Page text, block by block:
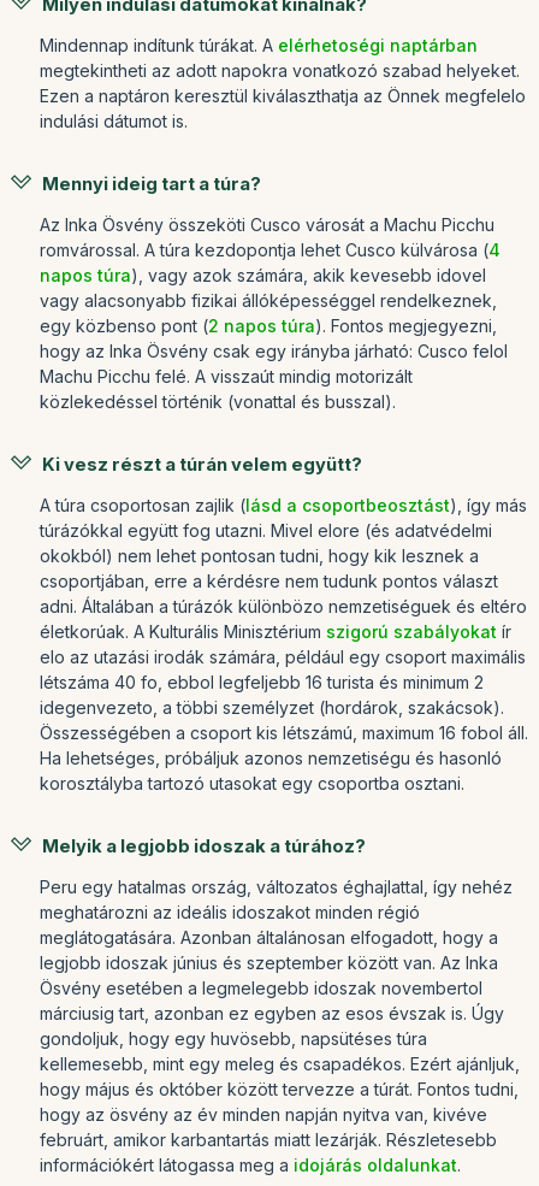
Milyen indulási dátumokat kínálnak?
Mindennap indítunk túrákat. A elérhetoségi naptárban
megtekintheti az adott napokra vonatkozó szabad helyeket.
Ezen a naptáron keresztül kiválaszthatja az Önnek megfelelo
indulási dátumot is.
Mennyi ideig tart a túra?
Az Inka Ösvény összeköti Cusco városát a Machu Picchu
romvárossal. A túra kezdopontja lehet Cusco külvárosa (4
napos túra), vagy azok számára, akik kevesebb idovel
vagy alacsonyabb fizikai állóképességgel rendelkeznek,
egy közbenso pont (2 napos túra). Fontos megjegyezni,
hogy az Inka Ösvény csak egy irányba járható: Cusco felol
Machu Picchu felé. A visszaút mindig motorizált
közlekedéssel történik (vonattal és busszal).
Ki vesz részt a túrán velem együtt?
A túra csoportosan zajlik (lásd a csoportbeosztást), így más
túrázókkal együtt fog utazni. Mivel elore (és adatvédelmi
okokból) nem lehet pontosan tudni, hogy kik lesznek a
csoportjában, erre a kérdésre nem tudunk pontos választ
adni. Általában a túrázók különbözo nemzetiséguek és eltéro
életkorúak. A Kulturális Minisztérium szigorú szabályokat ír
elo az utazási irodák számára, például egy csoport maximális
létszáma 40 fo, ebbol legfeljebb 16 turista és minimum 2
idegenvezeto, a többi személyzet (hordárok, szakácsok).
Összességében a csoport kis létszámú, maximum 16 fobol áll.
Ha lehetséges, próbáljuk azonos nemzetiségu és hasonló
korosztályba tartozó utasokat egy csoportba osztani.
Melyik a legjobb idoszak a túrához?
Peru egy hatalmas ország, változatos éghajlattal, így nehéz
meghatározni az ideális idoszakot minden régió
meglátogatására. Azonban általánosan elfogadott, hogy a
legjobb idoszak június és szeptember között van. Az Inka
Ösvény esetében a legmelegebb idoszak novembertol
márciusig tart, azonban ez egyben az esos évszak is. Úgy
gondoljuk, hogy egy huvösebb, napsütéses túra
kellemesebb, mint egy meleg és csapadékos. Ezért ajánljuk,
hogy május és október között tervezze a túrát. Fontos tudni,
hogy az ösvény az év minden napján nyitva van, kivéve
februárt, amikor karbantartás miatt lezárják. Részletesebb
információkért látogassa meg a idojárás oldalunkat.